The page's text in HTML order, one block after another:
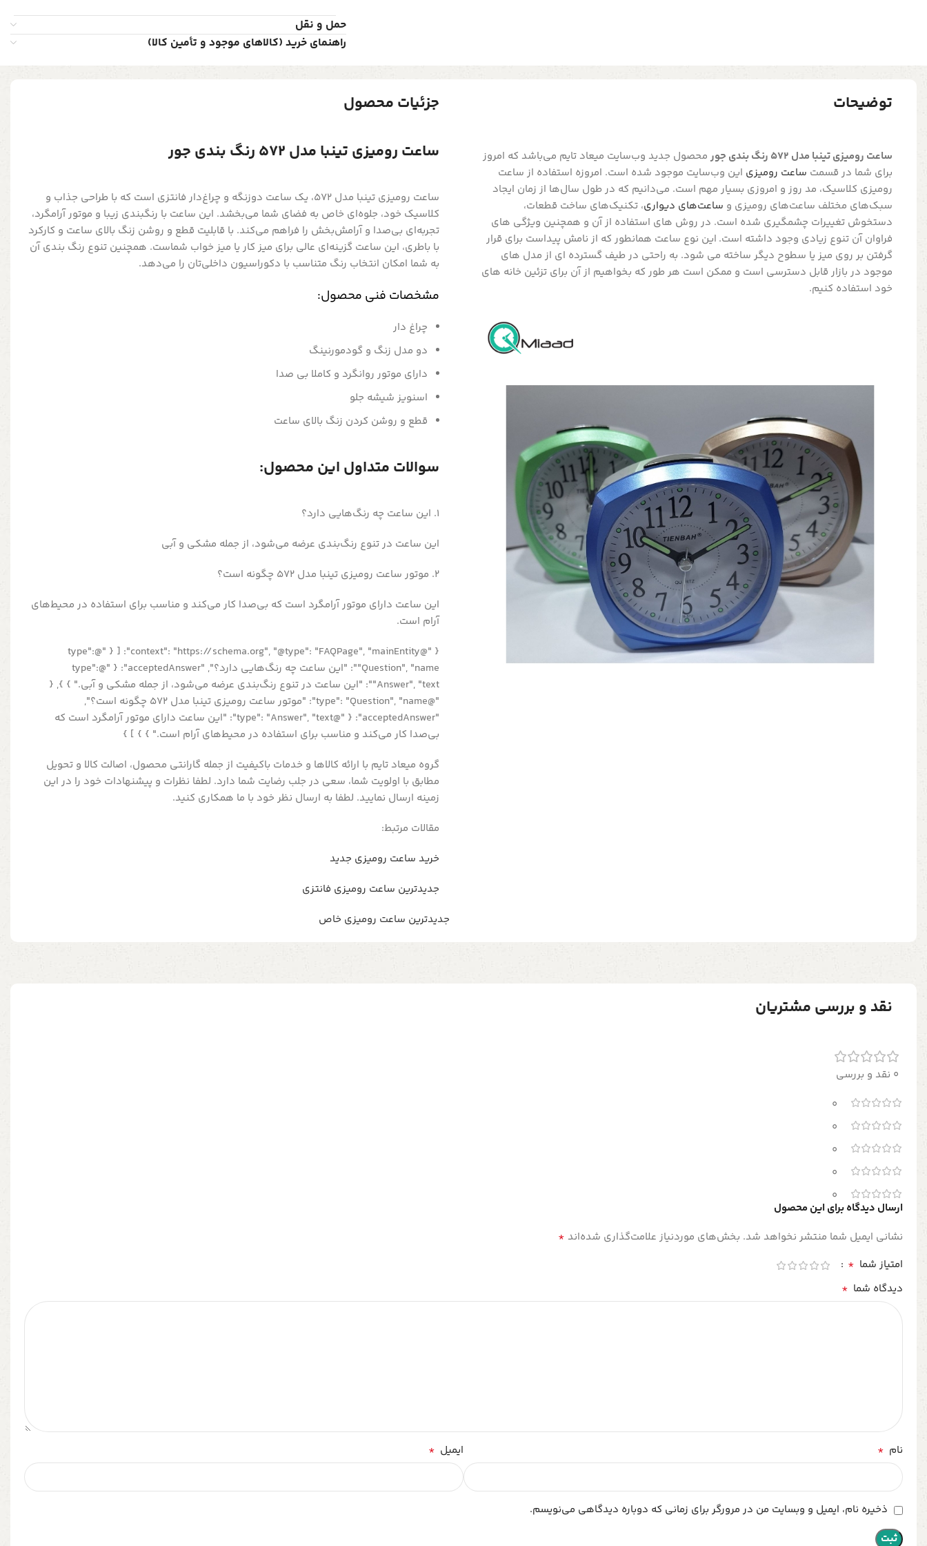
حمل و نقل
راهنمای خرید (کالاهای موجود و تأمین کالا)
توضیحات
ساعت رومیزی تینبا مدل 572 رنگ بندی جور
محصول جدید وب‌سایت میعاد تایم می‌باشد که امروز
برای شما در قسمت ساعت رومیزی این وب‌سایت موجود شده است. امروزه استفاده از ساعت
رومیزی کلاسیک، مد روز و امروزی بسیار مهم است. می‌دانیم که در طول سال‌ها از زمان ایجاد
سبک‌های مختلف ساعت‌های رومیزی و ساعت‌های دیواری، تکنیک‌های ساخت قطعات،
دستخوش تغییرات چشمگیری شده است. در روش های استفاده از آن و همچنین ویژگی های
فراوان آن تنوع زیادی وجود داشته است. این نوع ساعت همانطور که از نامش پیداست برای قرار
گرفتن بر روی میز یا سطوح دیگر ساخته می شود. به راحتی در طیف گسترده ای از مدل های
موجود در بازار قابل دسترسی است و ممکن است هر طور که بخواهیم از آن برای تزئین خانه های
خود استفاده کنیم.
جزئیات محصول
ساعت رومیزی تینبا مدل 572 رنگ بندی جور
ساعت رومیزی تینبا مدل 572، یک ساعت دوزنگه و چراغ‌دار فانتزی است که با طراحی جذاب و
کلاسیک خود، جلوه‌ای خاص به فضای شما می‌بخشد. این ساعت با رنگبندی زیبا و موتور آرامگرد،
تجربه‌ای بی‌صدا و آرامش‌بخش را فراهم می‌کند. با قابلیت قطع و روشن زنگ بالای ساعت و کارکرد
با باطری، این ساعت گزینه‌ای عالی برای میز کار یا میز خواب شماست. همچنین تنوع رنگ بندی آن
به شما امکان انتخاب رنگ متناسب با دکوراسیون داخلی‌تان را می‌دهد.
مشخصات فنی محصول:
چراغ دار
دو مدل زنگ و گودمورنینگ
دارای موتور روانگرد و کاملا بی صدا
اسنویز شیشه جلو
قطع و روشن کردن زنگ بالای ساعت
سوالات متداول این محصول:
1. این ساعت چه رنگ‌هایی دارد؟
این ساعت در تنوع رنگ‌بندی عرضه می‌شود، از جمله مشکی و آبی
2. موتور ساعت رومیزی تینبا مدل 572 چگونه است؟
این ساعت دارای موتور آرامگرد است که بی‌صدا کار می‌کند و مناسب برای استفاده در محیط‌های
آرام است.
{ "@context": "https://schema.org", "@type": "FAQPage", "mainEntity": [ { "@type":
"Question", "name": "این ساعت چه رنگ‌هایی دارد؟", "acceptedAnswer": { "@type":
"Answer", "text": "این ساعت در تنوع رنگ‌بندی عرضه می‌شود، از جمله مشکی و آبی." } }, {
"@type": "Question", "name": "موتور ساعت رومیزی تینبا مدل 572 چگونه است؟",
"acceptedAnswer": { "@type": "Answer", "text": "این ساعت دارای موتور آرامگرد است که
بی‌صدا کار می‌کند و مناسب برای استفاده در محیط‌های آرام است." } } ] }
گروه میعاد تایم با ارائه کالاها و خدمات باکیفیت از جمله گارانتی محصول، اصالت کالا و تحویل
مطابق با اولویت شما، سعی در جلب رضایت شما دارد. لطفا نظرات و پیشنهادات خود را در این
زمینه ارسال نمایید. لطفا به ارسال نظر خود با ما همکاری کنید.
مقالات مرتبط:
خرید ساعت رومیزی جدید
جدیدترین ساعت رومیزی فانتزی
جدیدترین ساعت رومیزی خاص
نقد و بررسی مشتریان
0 نقد و بررسی
0
0
0
0
0
ارسال دیدگاه برای این محصول
نشانی ایمیل شما منتشر نخواهد شد. بخش‌های موردنیاز علامت‌گذاری شده‌اند *
امتیاز شما *
دیدگاه شما *
نام * ایمیل *
ذخیره نام، ایمیل و وبسایت من در مرورگر برای زمانی که دوباره دیدگاهی می‌نویسم.